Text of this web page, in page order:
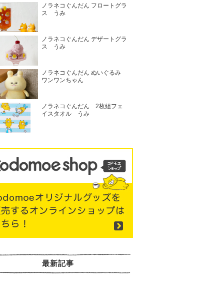
ノラネコぐんだん フロートグラ
ス うみ
ノラネコぐんだん デザートグラ
ス うみ
ノラネコぐんだん ぬいぐるみ
ワンワンちゃん
ノラネコぐんだん 2枚組フェ
イスタオル うみ
最新記事